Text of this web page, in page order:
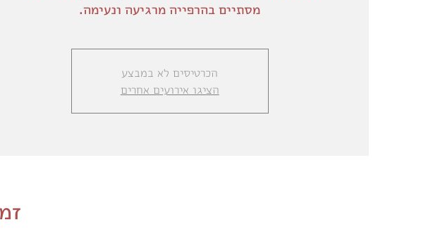
מסתיים בהרפייה מרגיעה ונעימה.
הכרטיסים לא במבצע
הציגו אירועים אחרים